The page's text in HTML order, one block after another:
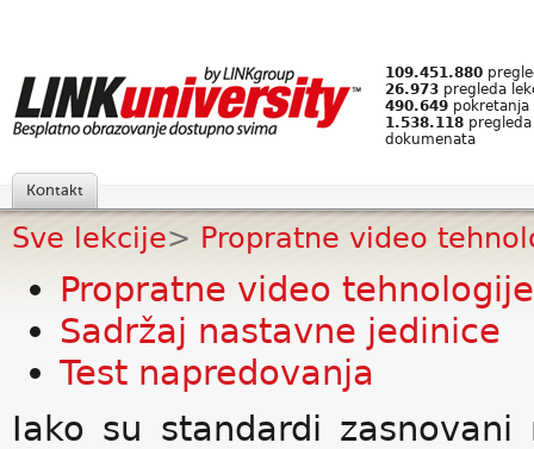
109.451.880
26.973 pregleda
490.649 pokretanja
1.538.118
dokumenata
Kontakt
Sve lekcije> Propratne video
Propratne video tehnologije
Sadržaj nastavne jedinice
Test napredovanja
Iako su standardi